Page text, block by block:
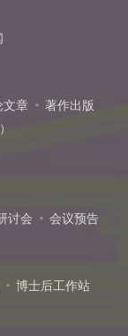
文章
著作出版
讨会 会议预告
博士后工作站